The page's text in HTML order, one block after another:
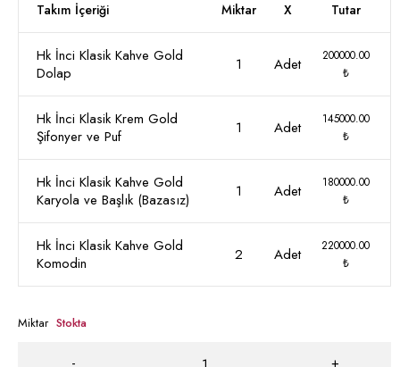
Takım İçeriği Miktar X Tutar
Hk İnci Klasik Kahve Gold
Dolap
1 Adet
200000.00
₺
Hk İnci Klasik Krem Gold
Şifonyer ve Puf
1 Adet
145000.00
₺
Hk İnci Klasik Kahve Gold
Karyola ve Başlık (Bazasız)
1 Adet
180000.00
₺
Hk İnci Klasik Kahve Gold
Komodin
2 Adet
220000.00
₺
Miktar Stokta